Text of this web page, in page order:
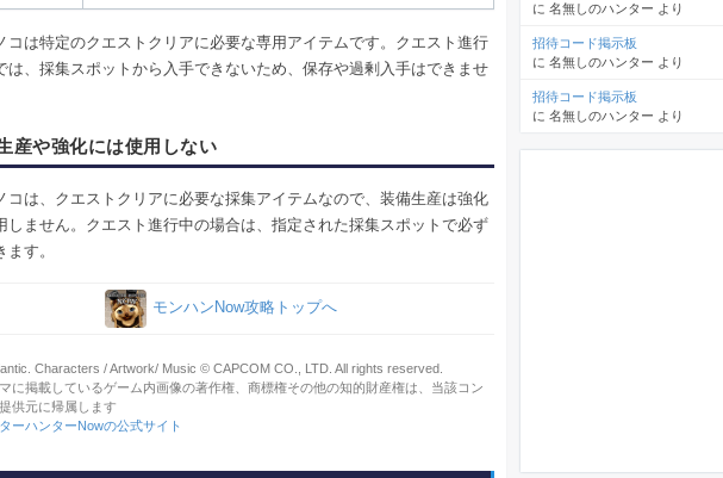
コは特定のクエストクリアに必要な専用アイテムです。クエスト進行
は、採集スポットから入手できないため、保存や過剰入手はできませ
産や強化には使用しない
コは、クエストクリアに必要な採集アイテムなので、装備生産は強化
しません。クエスト進行中の場合は、指定された採集スポットで必ず
ます。
モンハンNow攻略トップへ
Characters / Artwork/ Music © CAPCOM CO., LTD. All rights reserved.
に掲載しているゲーム内画像の著作権、商標権その他の知的財産権は、当該コン
供元に帰属します
ーハンターNowの公式サイト
に 名無しのハンター より
招待コード掲示板
に 名無しのハンター より
招待コード掲示板
に 名無しのハンター より